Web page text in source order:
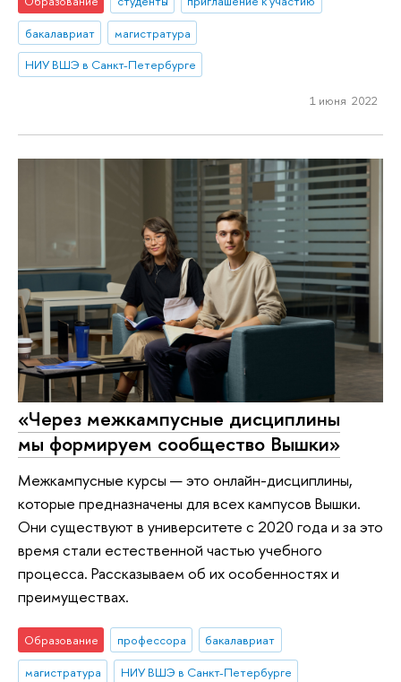
бакалавриат
магистратура
НИУ ВШЭ в Санкт-Петербурге
1 июня 2022
«Через межкампусные дисциплины
мы формируем сообщество Вышки»
Межкампусные курсы — это онлайн-дисциплины,
которые предназначены для всех кампусов Вышки.
Они существуют в университете с 2020 года и за это
время стали естественной частью учебного
процесса. Рассказываем об их особенностях и
преимуществах.
Образование профессора
бакалавриат
магистратура
НИУ ВШЭ в Санкт-Петербурге